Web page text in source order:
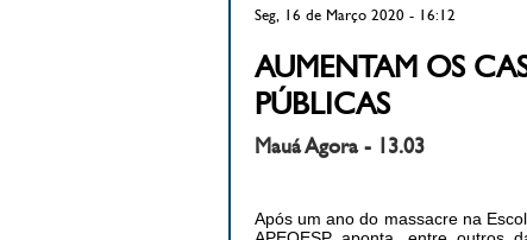
Seg, 16 de Março 2020 - 16:12
AUMENTAM OS
PÚBLICAS
Mauá Agora - 13.03
Após um ano do massacre na